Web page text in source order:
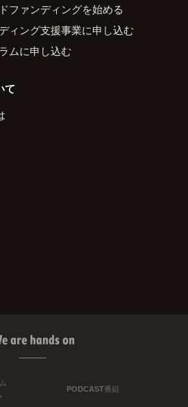
ファンディングを始める
ィング支援事業に申し込む
ムに申し込む
て
are hands on
PODCAST番組